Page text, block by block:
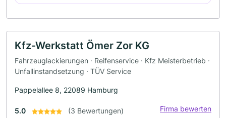
Kfz-Werkstatt Ömer Zor KG
Fahrzeuglackierungen · Reifenservice · Kfz Meisterbetrieb ·
Unfallinstandsetzung · TÜV Service
Pappelallee 8, 22089 Hamburg
5.0 (3 Bewertungen) Firma bewerten